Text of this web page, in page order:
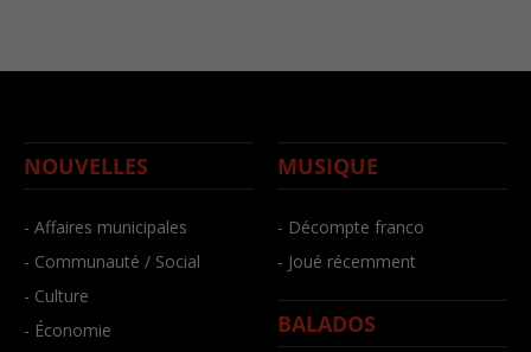
NOUVELLES
- Affaires municipales
- Communauté / Social
- Culture
- Économie
MUSIQUE
- Décompte franco
- Joué récemment
BALADOS